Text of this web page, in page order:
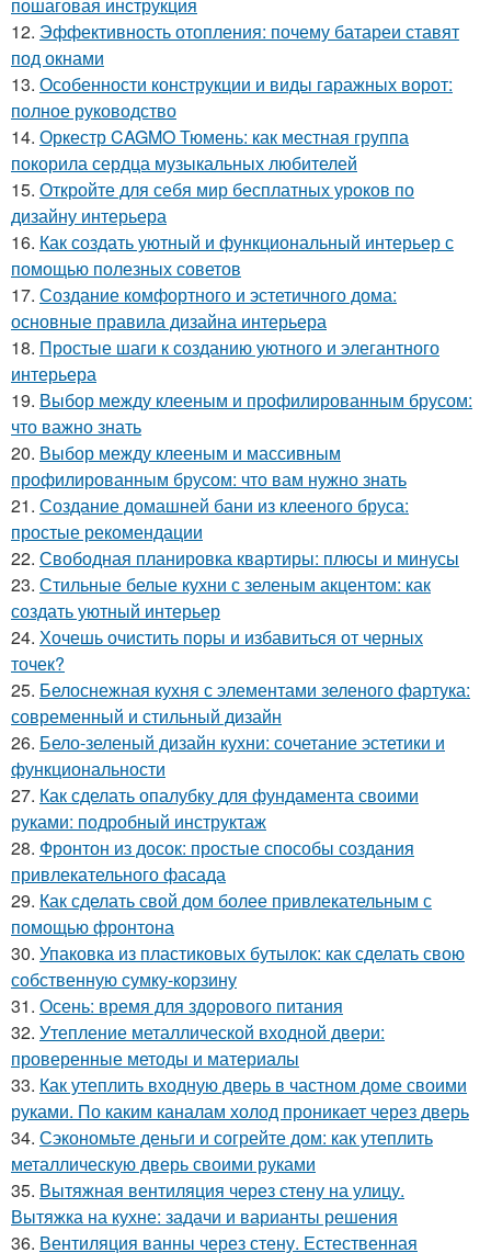
12. Эффективность отопления: почему батареи ставят
под окнами
13. Особенности конструкции и виды гаражных ворот:
полное руководство
14. Оркестр CAGMO Тюмень: как местная группа
покорила сердца музыкальных любителей
15. Откройте для себя мир бесплатных уроков по
дизайну интерьера
16. Как создать уютный и функциональный интерьер с
помощью полезных советов
17. Создание комфортного и эстетичного дома:
основные правила дизайна интерьера
18. Простые шаги к созданию уютного и элегантного
интерьера
19. Выбор между клееным и профилированным брусом:
что важно знать
20. Выбор между клееным и массивным
профилированным брусом: что вам нужно знать
21. Создание домашней бани из клееного бруса:
простые рекомендации
22. Свободная планировка квартиры: плюсы и минусы
23. Стильные белые кухни с зеленым акцентом: как
создать уютный интерьер
24. Хочешь очистить поры и избавиться от черных
точек?
25. Белоснежная кухня с элементами зеленого фартука:
современный и стильный дизайн
26. Бело-зеленый дизайн кухни: сочетание эстетики и
функциональности
27. Как сделать опалубку для фундамента своими
руками: подробный инструктаж
28. Фронтон из досок: простые способы создания
привлекательного фасада
29. Как сделать свой дом более привлекательным с
помощью фронтона
30. Упаковка из пластиковых бутылок: как сделать свою
собственную сумку-корзину
31. Осень: время для здорового питания
32. Утепление металлической входной двери:
проверенные методы и материалы
33. Как утеплить входную дверь в частном доме своими
руками. По каким каналам холод проникает через дверь
34. Сэкономьте деньги и согрейте дом: как утеплить
металлическую дверь своими руками
35. Вытяжная вентиляция через стену на улицу.
Вытяжка на кухне: задачи и варианты решения
36. Вентиляция ванны через стену. Естественная